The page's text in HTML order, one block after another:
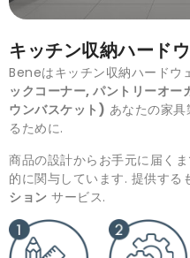
キッチン収納ハード
Beneはキッチン収納ハードウ
ックコーナー, パントリーオ
ウンバスケット) あなたの家
るために.
商品の設計からお手元に届く
的に関与しています. 提供する
ション サービス.